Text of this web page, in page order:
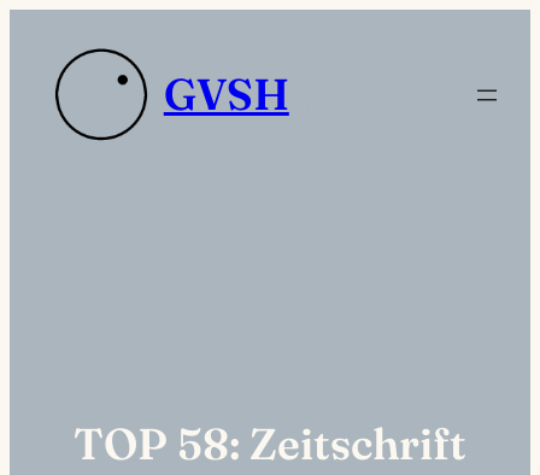
springen
GVSHsdas
TOP 58: Zeitschrift